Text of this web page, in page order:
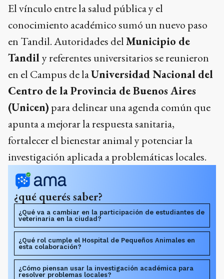
El vínculo entre la salud pública y el
conocimiento académico sumó un nuevo paso
en Tandil. Autoridades delMunicipio de
Tandily referentes universitarios se reunieron
en el Campus de laUniversidad Nacional del
Centro de la Provincia de Buenos Aires
(Unicen) para delinear una agenda común que
apunta a mejorar la respuesta sanitaria,
fortalecer el bienestar animal y potenciar la
investigación aplicada a problemáticas locales.
¿qué querés saber?
¿Qué va a cambiar en la participación de estudiantes de
veterinaria en la ciudad?
¿Qué rol cumple el Hospital de Pequeños Animales en
esta colaboración?
¿Cómo piensan usar la investigación académica para
resolver problemas locales?